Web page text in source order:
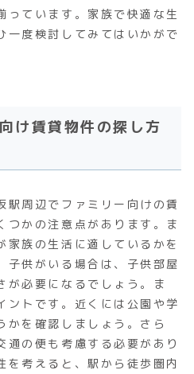
っています。家族で快適な生
一度検討してみてはいかがで
け賃貸物件の探し方
駅周辺でファミリー向けの賃
つかの注意点があります。ま
家族の生活に適しているかを
子供がいる場合は、子供部屋
が必要になるでしょう。ま
ントです。近くには公園や学
かを確認しましょう。さら
通の便も考慮する必要があり
を考えると、駅から徒歩圏内